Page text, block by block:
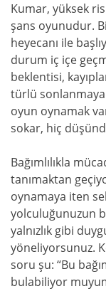
Kumar, yüksek
şans oyunudur.
heyecanı ile
durum iç içe
beklentisi,
türlü
oyun oynamak
sokar, hiç
Bağımlılıkla
tanımaktan
oynamaya iten
yolculuğunuzun
yalnızlık gibi
yöneliyorsunuz.
soru şu: “Bu
bulabiliyor